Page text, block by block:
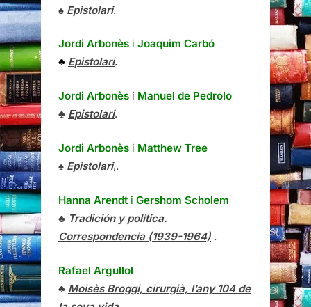
♠ Epistolari.
Jordi Arbonès i Joaquim Carbó
♣ Epistolari.
Jordi Arbonès i Manuel de Pedrolo
♣ Epistolari.
Jordi Arbonès i Matthew Tree
♠ Epistolari,.
Hanna Arendt i Gershom Scholem
♣ Tradición y política.
Correspondencia (1939-1964) .
Rafael Argullol
♣ Moisès Broggi, cirurgià, l’any 104 de